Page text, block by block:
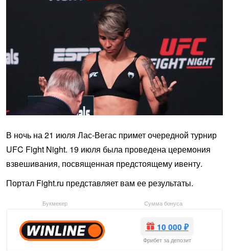
В ночь на 21 июля Лас-Вегас примет очередной турнир
UFC Fight Night. 19 июля была проведена церемония
взвешивания, посвященная предстоящему ивенту.
Портал Fight.ru представляет вам ее результаты.
Букмекер Сумма бонуса
10 000 ₽
Фрибет за депозит